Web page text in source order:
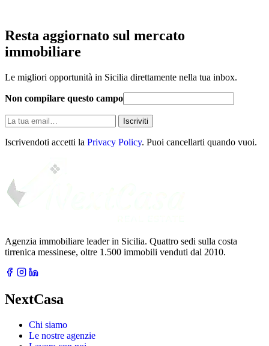
Resta aggiornato sul mercato
immobiliare
Le migliori opportunità in Sicilia direttamente nella tua inbox.
Non compilare questo campo
La
tua
email
Iscriviti
Iscrivendoti accetti la Privacy Policy. Puoi cancellarti quando vuoi.
Agenzia immobiliare leader in Sicilia. Quattro sedi sulla costa
tirrenica messinese, oltre 1.500 immobili venduti dal 2010.
NextCasa
Chi siamo
Le nostre agenzie